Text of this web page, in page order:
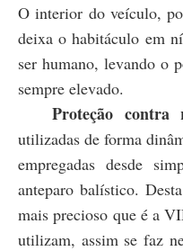
O interior do veículo,
deixa o habitáculo em
ser humano, levando o
sempre elevado.
Proteção
utilizadas de forma
empregadas desde
anteparo balístico.
mais precioso que é a
utilizam, assim se faz